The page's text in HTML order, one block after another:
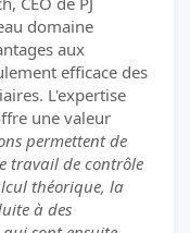
domaine
aux
efficace des
L'expertise
une valeur
permettent de
travail de contrôle
théorique, la
à des